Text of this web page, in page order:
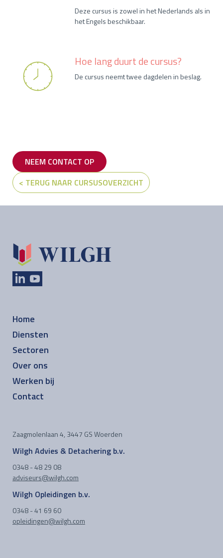
Deze cursus is zowel in het Nederlands als in
het Engels beschikbaar.
Hoe lang duurt de cursus?
De cursus neemt twee dagdelen in beslag.
NEEM CONTACT OP
< TERUG NAAR CURSUSOVERZICHT
Home
Diensten
Sectoren
Over ons
Werken bij
Contact
Zaagmolenlaan 4, 3447 GS Woerden
Wilgh Advies & Detachering b.v.
0348 - 48 29 08
adviseurs@wilgh.com
Wilgh Opleidingen b.v.
0348 - 41 69 60
opleidingen@wilgh.com